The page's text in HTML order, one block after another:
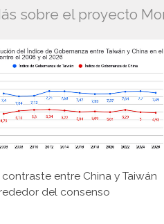
sobre el proyecto
contraste entre China y Taiwán
del consenso